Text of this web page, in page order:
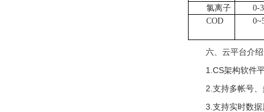
氯离子
0-
COD
六、云平台介绍
1.CS架构软件
2.支持多帐号
3.支持实时数